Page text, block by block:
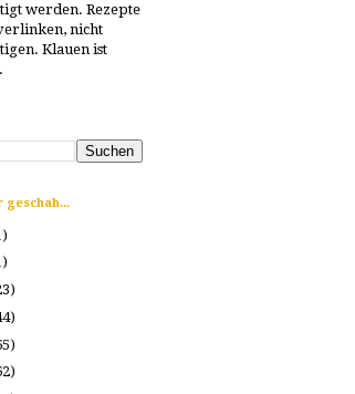
werden. Rezepte
nicht
Klauen ist
geschah...